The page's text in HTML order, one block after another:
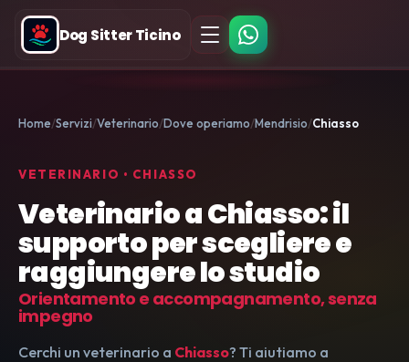
Dog Sitter Ticino
Home Servizi Veterinario Dove operiamo Mendrisio Chiasso
VETERINARIO • CHIASSO
Veterinario a Chiasso: il
supporto per scegliere e
raggiungere lo studio
Orientamento e accompagnamento, senza
impegno
Cerchi un veterinario a Chiasso? Ti aiutiamo a